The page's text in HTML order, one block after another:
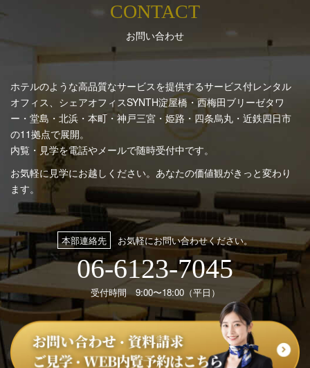
CONTACT
お問い合わせ
ホテルのような高品質なサービスを提供するサービス付レンタル
オフィス、シェアオフィスSYNTH淀屋橋・西梅田ブリーゼタワ
ー・堂島・北浜・本町・神戸三宮・姫路・四条烏丸・近鉄四日市
の11拠点で展開。
内覧・見学を電話やメールで随時受付中です。
お気軽に見学にお越しください。あなたの価値観がきっと変わり
ます。
本部連絡先 お気軽にお問い合わせください。
06-6123-7045
受付時間 9:00〜18:00（平日）